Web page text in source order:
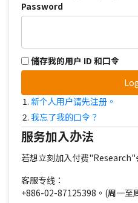
Password
储存我的用户 ID 和口令
新个人用户请先注册。
我忘了我的口令？
服务加入办法
若想立刻加入付费"Research"
客服专线：
+886-02-87125398。(周一至